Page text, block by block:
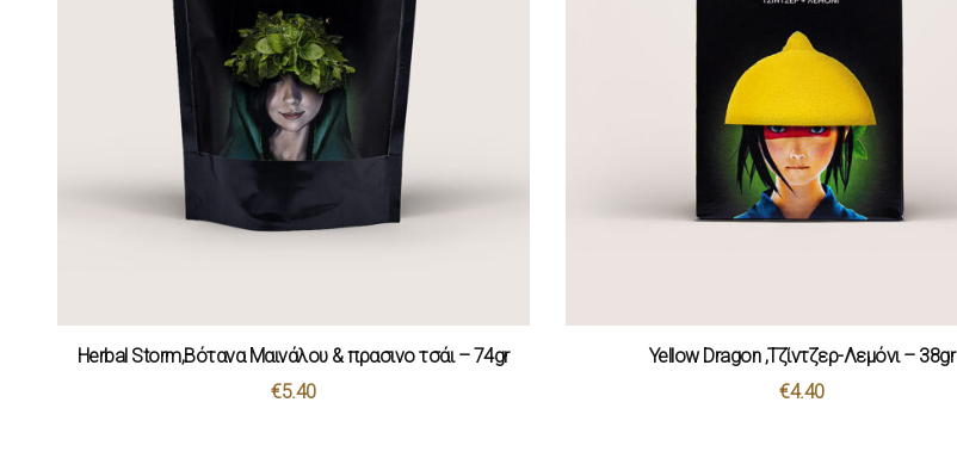
Herbal Storm,Bότανα Μαινάλου & πρασινο τσάι – 74gr
€5.40
Yellow Dragon ,Τζίντζερ-Λεμόνι – 38gr
€4.40